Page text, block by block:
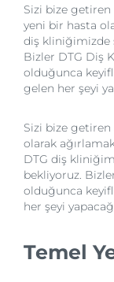
Sizi bize
yeni bir hasta
diş kliniğimizde
Bizler DTG Diş
olduğunca
gelen her şeyi
Sizi bize getiren
olarak
DTG diş
bekliyoruz.
olduğunca
her şeyi
Temel